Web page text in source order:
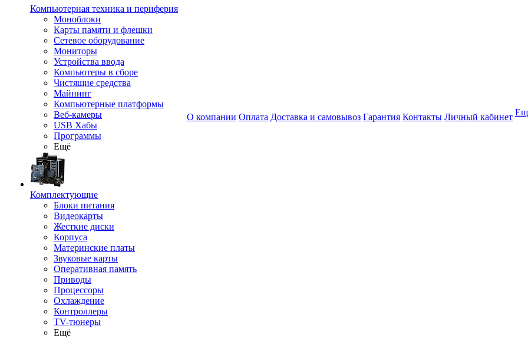
Компьютерная техника и периферия
Моноблоки
Карты памяти и флешки
Сетевое оборудование
Мониторы
Устройства ввода
Компьютеры в сборе
Чистящие средства
Майнинг
Компьютерные платформы
Веб-камеры
USB Хабы
Программы
Ещё
Комплектующие
Блоки питания
Видеокарты
Жесткие диски
Корпуса
Материнские платы
Звуковые карты
Оперативная память
Приводы
Процессоры
Охлаждение
Контроллеры
TV-тюнеры
Ещё
О компании Оплата Доставка и самовывоз Гарантия Контакты Личный кабинет